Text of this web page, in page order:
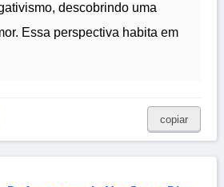
descobrindo uma
Essa perspectiva habita em
copiar